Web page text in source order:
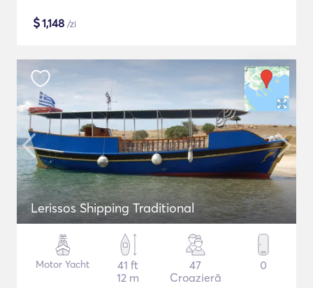
$1,148 /zi
Lerissos Shipping Traditional
Motor Yacht
41 ft
12 m
47
Croazieră
0